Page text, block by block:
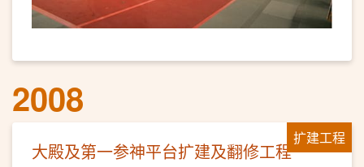
2008
扩建工程
大殿及第一参神平台扩建及翻修工程